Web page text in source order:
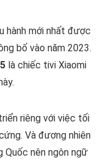
hành mới nhất được
bố vào năm 2023.
là chiếc tivi Xiaomi
riêng với việc tối
Và đương nhiên
nên ngôn ngữ